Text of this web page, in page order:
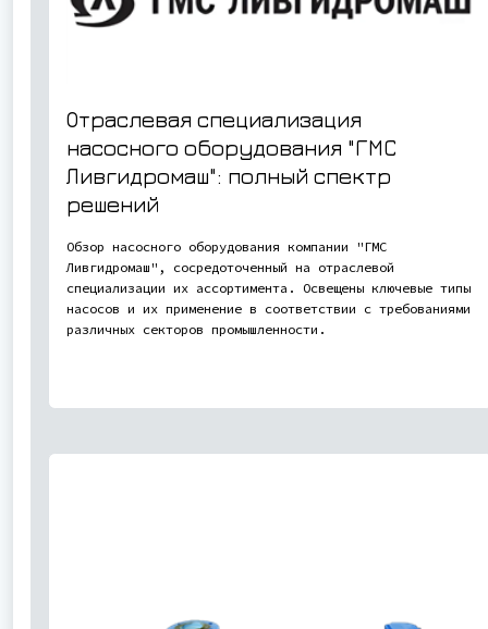
Отраслевая специализация
насосного оборудования "ГМС
Ливгидромаш": полный спектр
решений
Обзор насосного оборудования компании "ГМС
Ливгидромаш", сосредоточенный на отраслевой
специализации их ассортимента. Освещены ключевые типы
насосов и их применение в соответствии с требованиями
различных секторов промышленности.